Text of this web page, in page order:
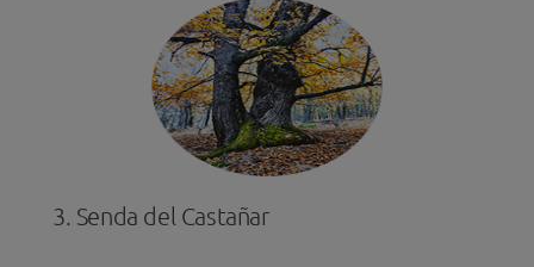
3. Senda del Castañar